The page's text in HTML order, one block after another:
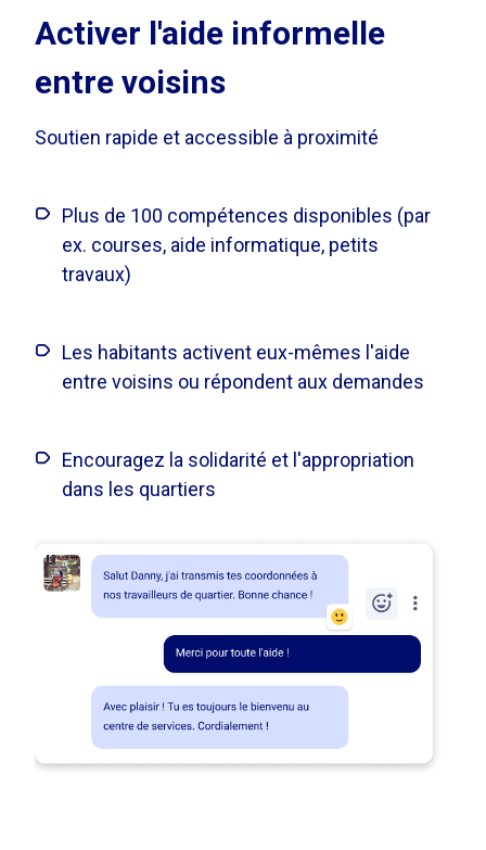
Activer l'aide informelle
entre voisins
Soutien rapide et accessible à proximité
Plus de 100 compétences disponibles (par
ex. courses, aide informatique, petits
travaux)
Les habitants activent eux-mêmes l'aide
entre voisins ou répondent aux demandes
Encouragez la solidarité et l'appropriation
dans les quartiers